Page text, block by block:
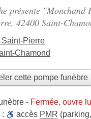
présente
, 42400 Saint-
Pierre
Chamond
cette pompe funèbre
- Fermée, ouvre
:
accès PMR